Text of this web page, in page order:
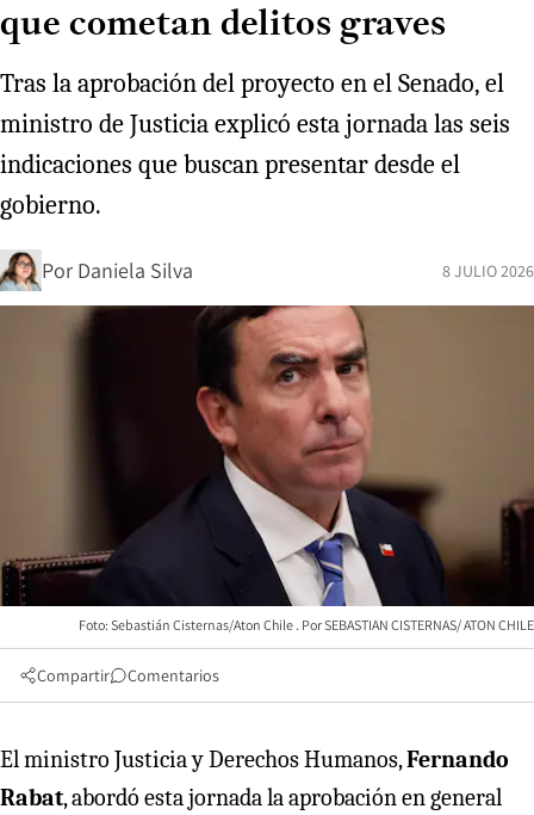
que cometan delitos graves
Tras la aprobación del proyecto en el Senado, el
ministro de Justicia explicó esta jornada las seis
indicaciones que buscan presentar desde el
gobierno.
Por Daniela Silva 8 JULIO 2026
Foto: Sebastián Cisternas/Aton Chile SEBASTIAN CISTERNAS/ ATON CHILE
Compartir Comentarios
El ministro Justicia y Derechos Humanos,Fernando
Rabat, abordó esta jornada la aprobación en general